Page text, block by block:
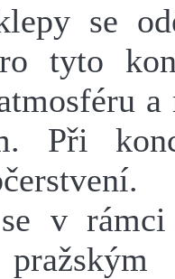
se
tyto
Při
v rámci